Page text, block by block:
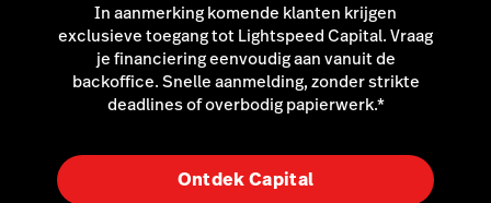
In aanmerking komende klanten krijgen
exclusieve toegang tot Lightspeed Capital. Vraag
je financiering eenvoudig aan vanuit de
backoffice. Snelle aanmelding, zonder strikte
deadlines of overbodig papierwerk.*
Ontdek Capital